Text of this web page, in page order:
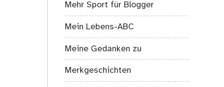
Mehr Sport für Blogger
Mein Lebens-ABC
Meine Gedanken zu
Merkgeschichten